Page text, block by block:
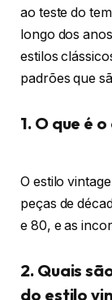
ao teste do
longo dos
estilos
padrões que
1. O que é
O estilo
peças de
e 80, e as
2. Quais
do estilo